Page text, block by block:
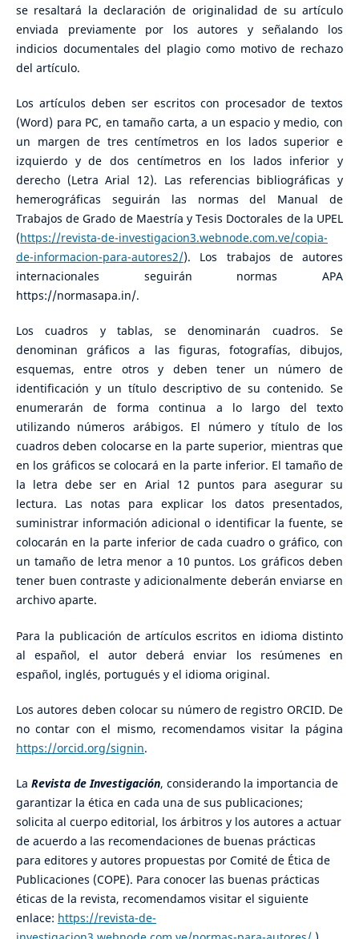
se resaltará la declaración de originalidad de su artículo
enviada previamente por los autores y señalando los
indicios documentales del plagio como motivo de rechazo
del artículo.
Los artículos deben ser escritos con procesador de textos
(Word) para PC, en tamaño carta, a un espacio y medio, con
un margen de tres centímetros en los lados superior e
izquierdo y de dos centímetros en los lados inferior y
derecho (Letra Arial 12). Las referencias bibliográficas y
hemerográficas seguirán las normas del Manual de
Trabajos de Grado de Maestría y Tesis Doctorales de la UPEL
(https://revista-de-investigacion3.webnode.com.ve/copia-
de-informacion-para-autores2/). Los trabajos de autores
internacionales seguirán normas APA
https://normasapa.in/.
Los cuadros y tablas, se denominarán cuadros. Se
denominan gráficos a las figuras, fotografías, dibujos,
esquemas, entre otros y deben tener un número de
identificación y un título descriptivo de su contenido. Se
enumerarán de forma continua a lo largo del texto
utilizando números arábigos. El número y título de los
cuadros deben colocarse en la parte superior, mientras que
en los gráficos se colocará en la parte inferior. El tamaño de
la letra debe ser en Arial 12 puntos para asegurar su
lectura. Las notas para explicar los datos presentados,
suministrar información adicional o identificar la fuente, se
colocarán en la parte inferior de cada cuadro o gráfico, con
un tamaño de letra menor a 10 puntos. Los gráficos deben
tener buen contraste y adicionalmente deberán enviarse en
archivo aparte.
Para la publicación de artículos escritos en idioma distinto
al español, el autor deberá enviar los resúmenes en
español, inglés, portugués y el idioma original.
Los autores deben colocar su número de registro ORCID. De
no contar con el mismo, recomendamos visitar la página
https://orcid.org/signin.
La Revista de Investigación, considerando la importancia de
garantizar la ética en cada una de sus publicaciones;
solicita al cuerpo editorial, los árbitros y los autores a actuar
de acuerdo a las recomendaciones de buenas prácticas
para editores y autores propuestas por Comité de Ética de
Publicaciones (COPE). Para conocer las buenas prácticas
éticas de la revista, recomendamos visitar el siguiente
enlace: https://revista-de-